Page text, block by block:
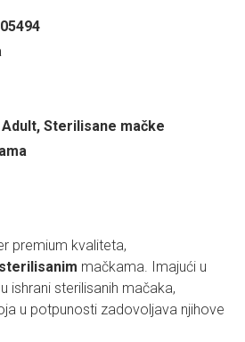
Sterilisane mačke
premium kvaliteta,
mačkama. Imajući u
ishrani sterilisanih mačaka,
u potpunosti zadovoljava njihove